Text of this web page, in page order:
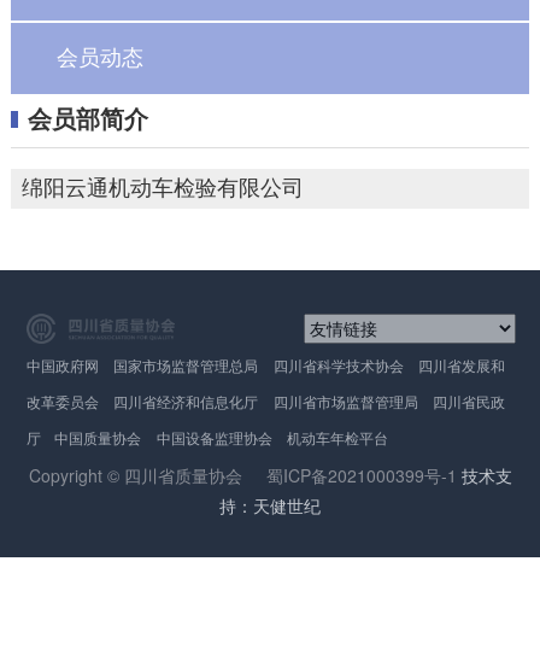
会员动态
会员部简介
绵阳云通机动车检验有限公司
中国政府网 国家市场监督管理总局 四川省科学技术协会 四川省发展和
改革委员会 四川省经济和信息化厅 四川省市场监督管理局 四川省民政
厅 中国质量协会 中国设备监理协会 机动车年检平台
Copyright © 四川省质量协会 蜀ICP备2021000399号-1 技术支
持：天健世纪